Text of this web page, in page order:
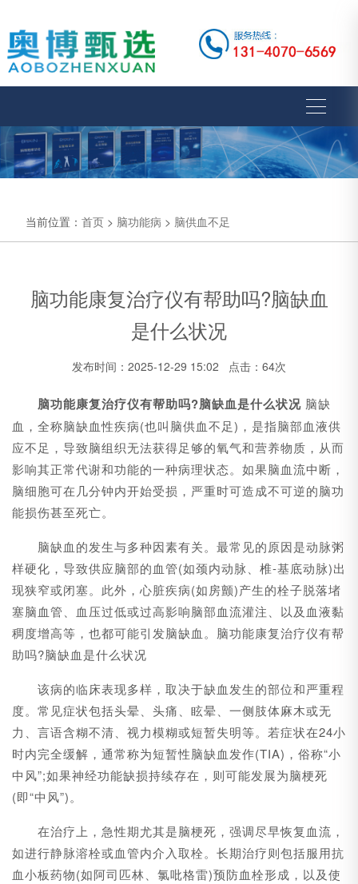
当前位置： 首页 > 脑功能病 > 脑供血不足
脑功能康复治疗仪有帮助吗?脑缺血
是什么状况
发布时间：2025-12-29 15:02 点击：64次
脑功能康复治疗仪有帮助吗?脑缺血是什么状况 脑缺
血，全称脑缺血性疾病(也叫脑供血不足)，是指脑部血液供
应不足，导致脑组织无法获得足够的氧气和营养物质，从而
影响其正常代谢和功能的一种病理状态。如果脑血流中断，
脑细胞可在几分钟内开始受损，严重时可造成不可逆的脑功
能损伤甚至死亡。
脑缺血的发生与多种因素有关。最常见的原因是动脉粥
样硬化，导致供应脑部的血管(如颈内动脉、椎-基底动脉)出
现狭窄或闭塞。此外，心脏疾病(如房颤)产生的栓子脱落堵
塞脑血管、血压过低或过高影响脑部血流灌注、以及血液黏
稠度增高等，也都可能引发脑缺血。脑功能康复治疗仪有帮
助吗?脑缺血是什么状况
该病的临床表现多样，取决于缺血发生的部位和严重程
度。常见症状包括头晕、头痛、眩晕、一侧肢体麻木或无
力、言语含糊不清、视力模糊或短暂失明等。若症状在24小
时内完全缓解，通常称为短暂性脑缺血发作(TIA)，俗称“小
中风”;如果神经功能缺损持续存在，则可能发展为脑梗死
(即“中风”)。
在治疗上，急性期尤其是脑梗死，强调尽早恢复血流，
如进行静脉溶栓或血管内介入取栓。长期治疗则包括服用抗
血小板药物(如阿司匹林、氯吡格雷)预防血栓形成，以及使